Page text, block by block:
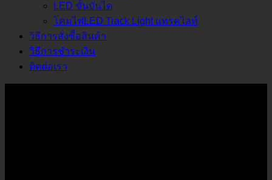
LED ขั้นบันได
โคมไฟLED Track Light แทรคไลท์
วิธีการสั่งซื้อสินค้า
วิธีการชำระเงิน
ติดต่อเรา